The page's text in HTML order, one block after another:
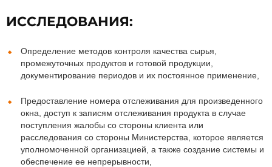
ИССЛЕДОВАНИЯ:
Определение методов контроля качества сырья,
промежуточных продуктов и готовой продукции,
документирование периодов и их постоянное применение,
Предоставление номера отслеживания для произведенного
окна, доступ к записям отслеживания продукта в случае
поступления жалобы со стороны клиента или
расследования со стороны Министерства, которое является
уполномоченной организацией, а также создание системы и
обеспечение ее непрерывности,